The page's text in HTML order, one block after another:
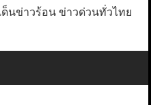
ด็นข่าวร้อน ข่าวด่วนทั่วไทย